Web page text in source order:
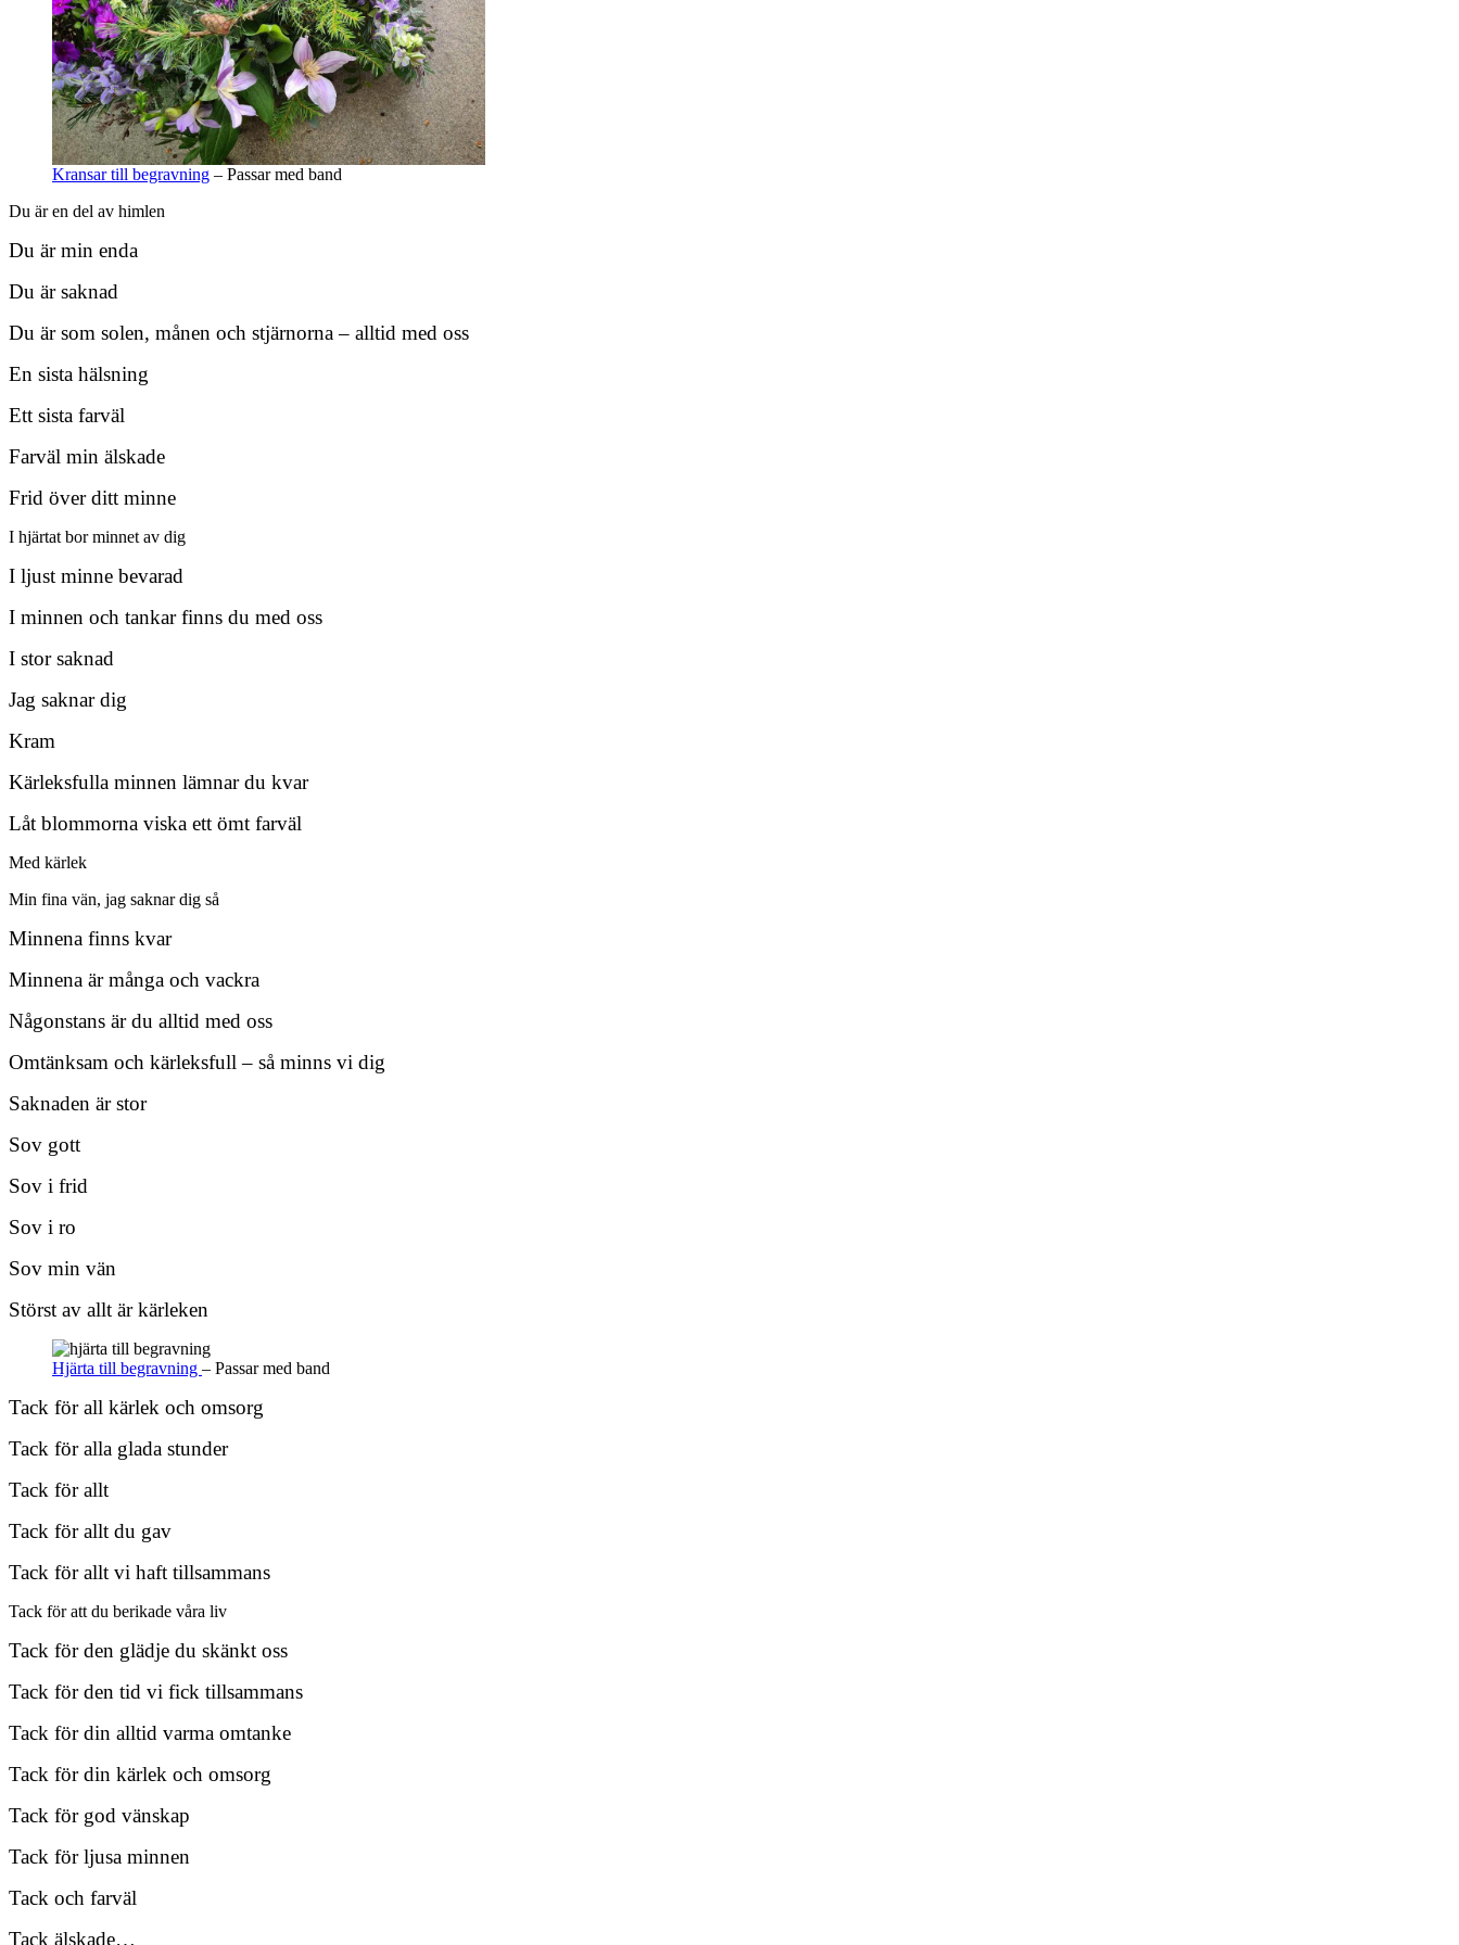
Kransar till begravning – Passar med band
Du är en del av himlen
Du är min enda
Du är saknad
Du är som solen, månen och stjärnorna – alltid med oss
En sista hälsning
Ett sista farväl
Farväl min älskade
Frid över ditt minne
I hjärtat bor minnet av dig
I ljust minne bevarad
I minnen och tankar finns du med oss
I stor saknad
Jag saknar dig
Kram
Kärleksfulla minnen lämnar du kvar
Låt blommorna viska ett ömt farväl
Med kärlek
Min fina vän, jag saknar dig så
Minnena finns kvar
Minnena är många och vackra
Någonstans är du alltid med oss
Omtänksam och kärleksfull – så minns vi dig
Saknaden är stor
Sov gott
Sov i frid
Sov i ro
Sov min vän
Störst av allt är kärleken
Hjärta till begravning – Passar med band
Tack för all kärlek och omsorg
Tack för alla glada stunder
Tack för allt
Tack för allt du gav
Tack för allt vi haft tillsammans
Tack för att du berikade våra liv
Tack för den glädje du skänkt oss
Tack för den tid vi fick tillsammans
Tack för din alltid varma omtanke
Tack för din kärlek och omsorg
Tack för god vänskap
Tack för ljusa minnen
Tack och farväl
Tack älskade…